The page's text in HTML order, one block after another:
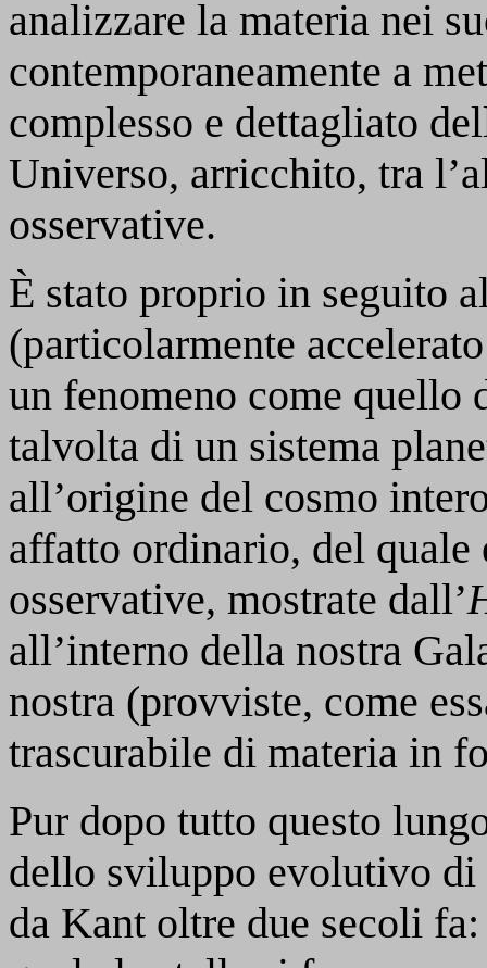
analizzare la materia nei
contemporaneamente a
complesso e dettagliato
Universo, arricchito, tra
osservative.
È stato proprio in seguito
(particolarmente
un fenomeno come quello
talvolta di un sistema
all’origine del cosmo
affatto ordinario, del quale
osservative, mostrate dall’
all’interno della nostra
nostra (provviste, come
trascurabile di materia in
Pur dopo tutto questo
dello sviluppo evolutivo di
da Kant oltre due secoli